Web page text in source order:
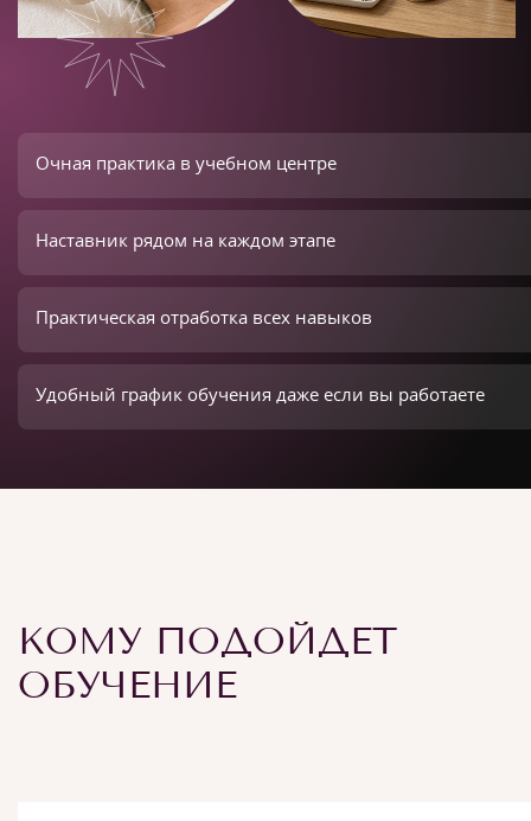
Очная практика в учебном центре
Наставник рядом на каждом этапе
Практическая отработка всех навыков
Удобный график обучения даже если вы работаете
КОМУ ПОДОЙДЕТ
ОБУЧЕНИЕ